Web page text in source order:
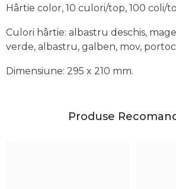
Hârtie color, 10 culori/top, 100 coli/
Culori hârtie: albastru deschis,
verde, albastru, galben, mov,
Dimensiune: 295 x 210 mm.
Produse